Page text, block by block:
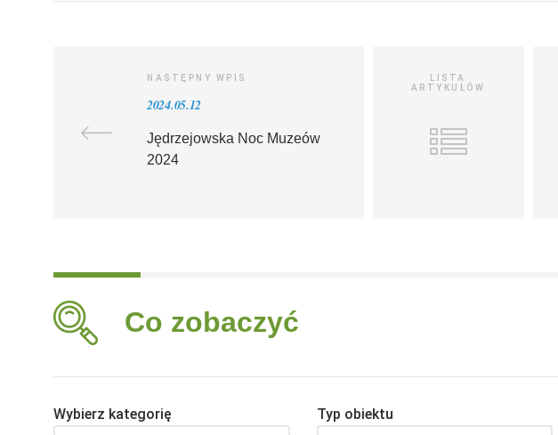
NASTĘPNY WPIS
2024.05.12
Jędrzejowska Noc Muzeów
2024
LISTA
ARTYKUŁÓW
Co zobaczyć
Wybierz kategorię Typ obiektu